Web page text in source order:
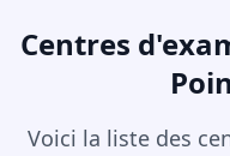
Centres
Voici la liste des